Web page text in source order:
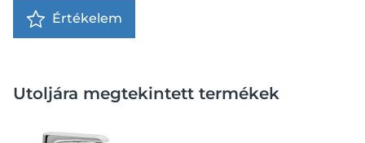
Értékelem
Utoljára megtekintett termékek